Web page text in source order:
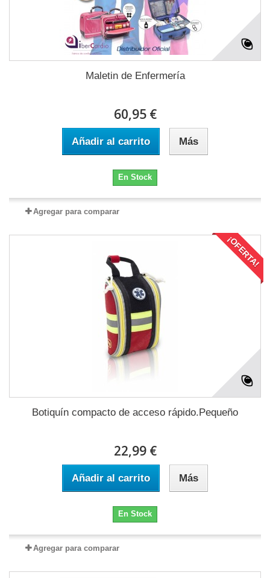
Maletin de Enfermería
60,95 €
Añadir al carrito Más
En Stock
Agregar para comparar
¡OFERTA!
Botiquín compacto de acceso rápido.Pequeño
22,99 €
Añadir al carrito Más
En Stock
Agregar para comparar